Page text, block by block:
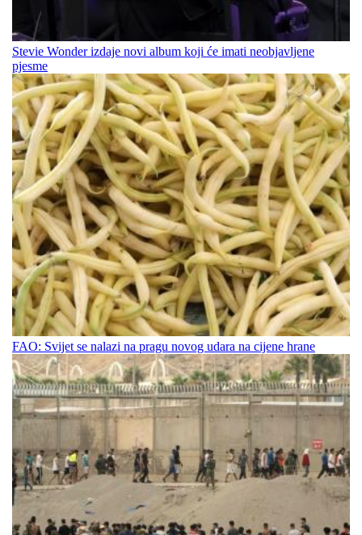
Stevie Wonder izdaje novi album koji će imati neobjavljene
pjesme
FAO: Svijet se nalazi na pragu novog udara na cijene hrane